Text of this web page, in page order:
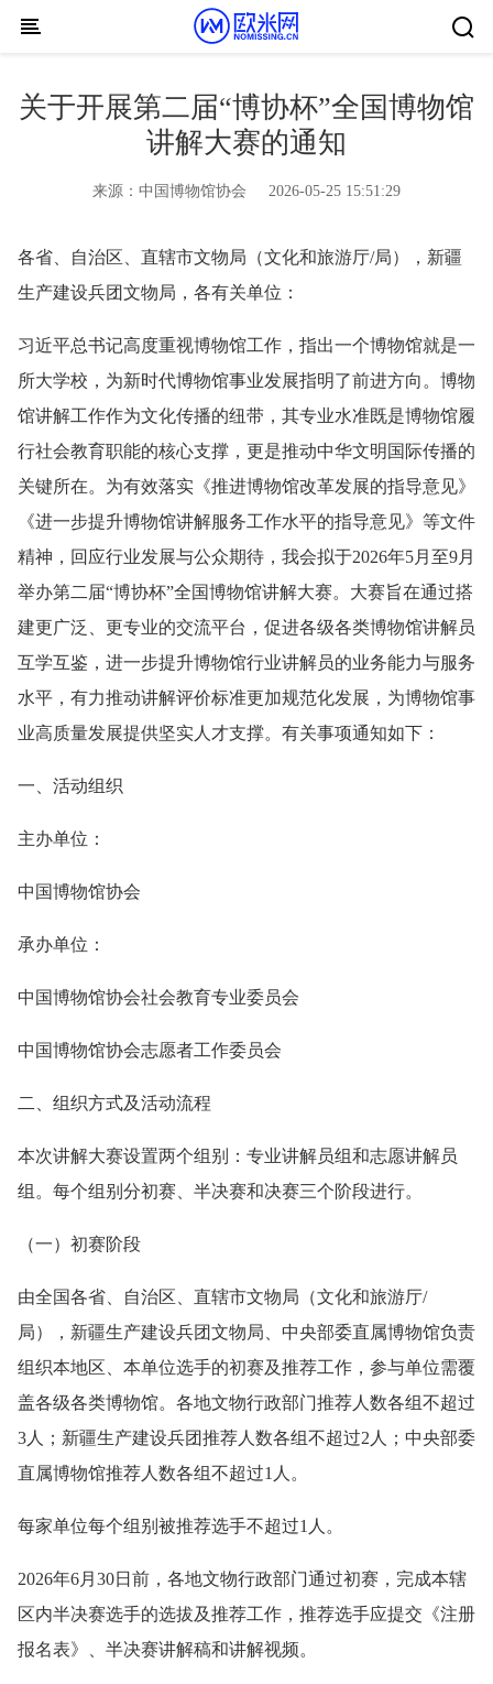
Skip to content
关于开展第二届“博协杯”全国博物馆
讲解大赛的通知
来源： 中国博物馆协会 2026-05-25 15:51:29
各省、自治区、直辖市文物局（文化和旅游厅/局），新疆
生产建设兵团文物局，各有关单位：
习近平总书记高度重视博物馆工作，指出一个博物馆就是一
所大学校，为新时代博物馆事业发展指明了前进方向。博物
馆讲解工作作为文化传播的纽带，其专业水准既是博物馆履
行社会教育职能的核心支撑，更是推动中华文明国际传播的
关键所在。为有效落实《推进博物馆改革发展的指导意见》
《进一步提升博物馆讲解服务工作水平的指导意见》等文件
精神，回应行业发展与公众期待，我会拟于2026年5月至9月
举办第二届“博协杯”全国博物馆讲解大赛。大赛旨在通过搭
建更广泛、更专业的交流平台，促进各级各类博物馆讲解员
互学互鉴，进一步提升博物馆行业讲解员的业务能力与服务
水平，有力推动讲解评价标准更加规范化发展，为博物馆事
业高质量发展提供坚实人才支撑。有关事项通知如下：
一、活动组织
主办单位：
中国博物馆协会
承办单位：
中国博物馆协会社会教育专业委员会
中国博物馆协会志愿者工作委员会
二、组织方式及活动流程
本次讲解大赛设置两个组别：专业讲解员组和志愿讲解员
组。每个组别分初赛、半决赛和决赛三个阶段进行。
（一）初赛阶段
由全国各省、自治区、直辖市文物局（文化和旅游厅/
局），新疆生产建设兵团文物局、中央部委直属博物馆负责
组织本地区、本单位选手的初赛及推荐工作，参与单位需覆
盖各级各类博物馆。各地文物行政部门推荐人数各组不超过
3人；新疆生产建设兵团推荐人数各组不超过2人；中央部委
直属博物馆推荐人数各组不超过1人。
每家单位每个组别被推荐选手不超过1人。
2026年6月30日前，各地文物行政部门通过初赛，完成本辖
区内半决赛选手的选拔及推荐工作，推荐选手应提交《注册
报名表》、半决赛讲解稿和讲解视频。